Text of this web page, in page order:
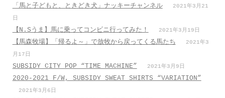
「馬と子どもと、ときどき犬」ナッキーチャンネル
2021年3月21
日
【N.Sうま】馬に乗ってコンビニ行ってみた！ 2021年3月19日
【馬森牧場】「帰るよ～」で放牧から戻ってくる馬たち
2021年3
月17日
SUBSIDY CITY POP “TIME MACHINE” 2021年3月9日
2020-2021 F/W, SUBSIDY SWEAT SHIRTS “VARIATION”
2021年3月6日